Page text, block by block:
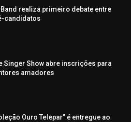
Band realiza primeiro debate entre
candidatos
Singer Show abre inscrições para
amadores
Ouro Telepar” é entregue ao